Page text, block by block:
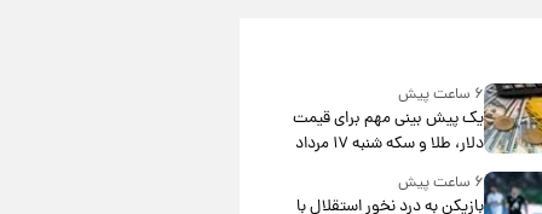
۶ ساعت پیش
یک پیش ‌بینی مهم برای قیمت
دلار، طلا و سکه شنبه ۱۷ مرداد
۱۴۰۵
۶ ساعت پیش
بازیکن به درد نخور استقلال با